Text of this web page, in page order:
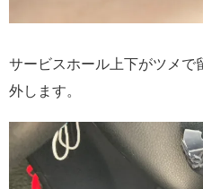
サービスホール上下がツメで
外します。